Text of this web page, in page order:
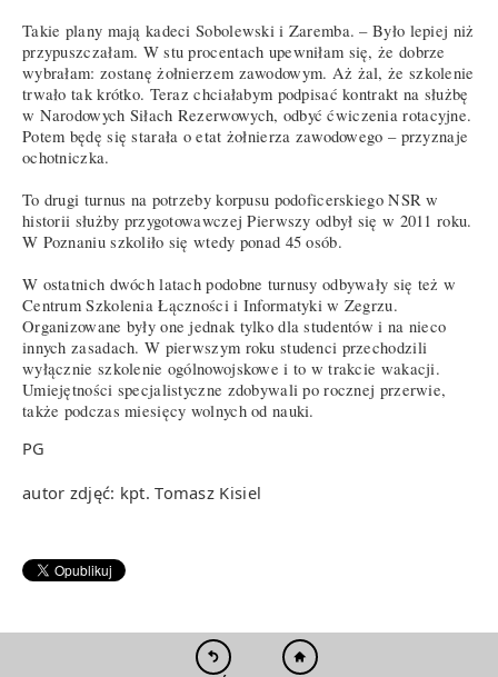
Takie plany mają kadeci Sobolewski i Zaremba. – Było lepiej niż
przypuszczałam. W stu procentach upewniłam się, że dobrze
wybrałam: zostanę żołnierzem zawodowym. Aż żal, że szkolenie
trwało tak krótko. Teraz chciałabym podpisać kontrakt na służbę
w Narodowych Siłach Rezerwowych, odbyć ćwiczenia rotacyjne.
Potem będę się starała o etat żołnierza zawodowego – przyznaje
ochotniczka.
To drugi turnus na potrzeby korpusu podoficerskiego NSR w
historii służby przygotowawczej Pierwszy odbył się w 2011 roku.
W Poznaniu szkoliło się wtedy ponad 45 osób.
W ostatnich dwóch latach podobne turnusy odbywały się też w
Centrum Szkolenia Łączności i Informatyki w Zegrzu.
Organizowane były one jednak tylko dla studentów i na nieco
innych zasadach. W pierwszym roku studenci przechodzili
wyłącznie szkolenie ogólnowojskowe i to w trakcie wakacji.
Umiejętności specjalistyczne zdobywali po rocznej przerwie,
także podczas miesięcy wolnych od nauki.
PG
autor zdjęć: kpt. Tomasz Kisiel